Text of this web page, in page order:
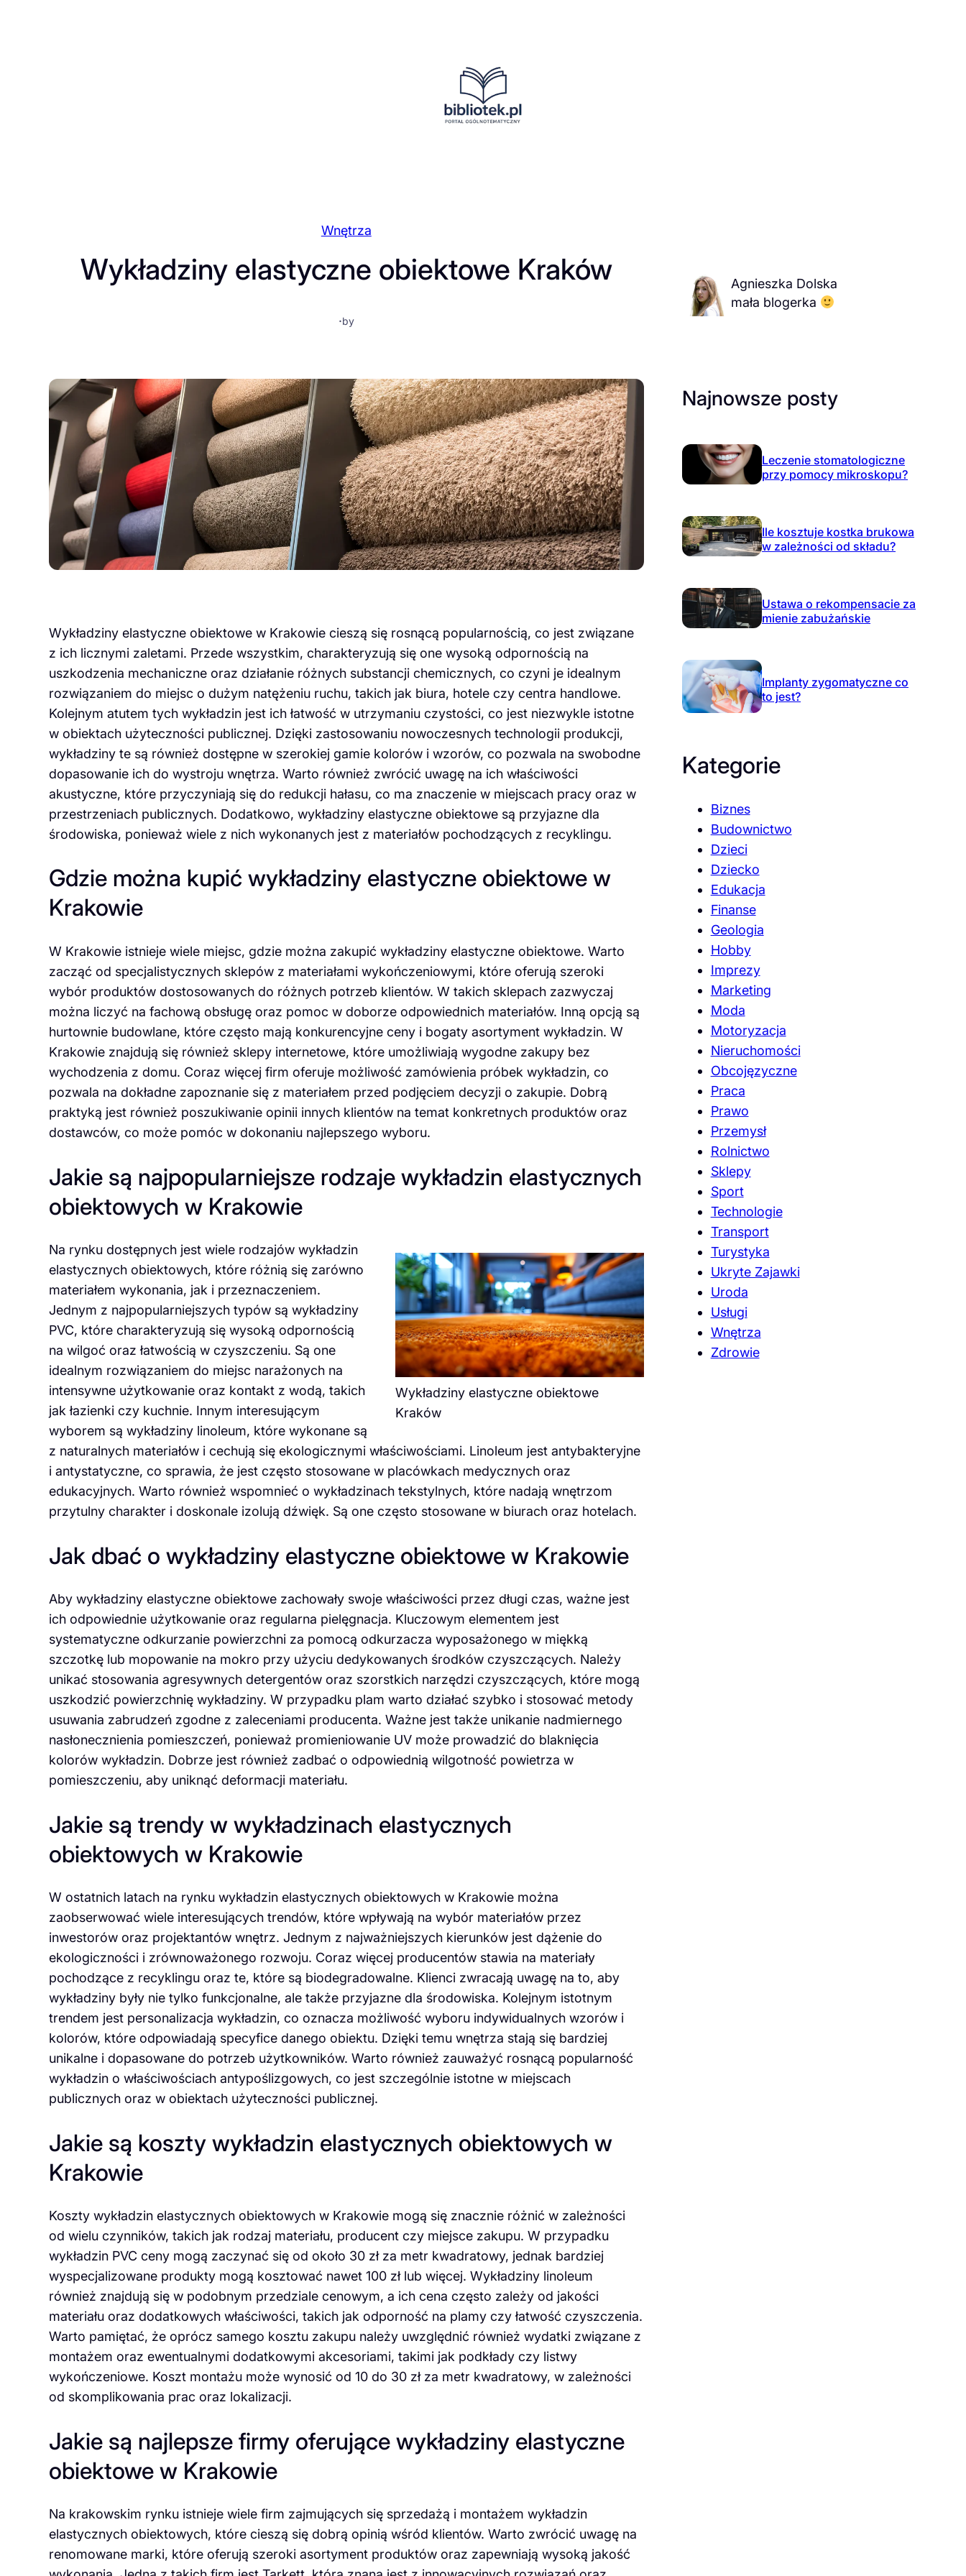
Wnętrza
Wykładziny elastyczne obiektowe Kraków
·by
Wykładziny elastyczne obiektowe w Krakowie cieszą się rosnącą popularnością, co jest związane
z ich licznymi zaletami. Przede wszystkim, charakteryzują się one wysoką odpornością na
uszkodzenia mechaniczne oraz działanie różnych substancji chemicznych, co czyni je idealnym
rozwiązaniem do miejsc o dużym natężeniu ruchu, takich jak biura, hotele czy centra handlowe.
Kolejnym atutem tych wykładzin jest ich łatwość w utrzymaniu czystości, co jest niezwykle istotne
w obiektach użyteczności publicznej. Dzięki zastosowaniu nowoczesnych technologii produkcji,
wykładziny te są również dostępne w szerokiej gamie kolorów i wzorów, co pozwala na swobodne
dopasowanie ich do wystroju wnętrza. Warto również zwrócić uwagę na ich właściwości
akustyczne, które przyczyniają się do redukcji hałasu, co ma znaczenie w miejscach pracy oraz w
przestrzeniach publicznych. Dodatkowo, wykładziny elastyczne obiektowe są przyjazne dla
środowiska, ponieważ wiele z nich wykonanych jest z materiałów pochodzących z recyklingu.
Gdzie można kupić wykładziny elastyczne obiektowe w
Krakowie
W Krakowie istnieje wiele miejsc, gdzie można zakupić wykładziny elastyczne obiektowe. Warto
zacząć od specjalistycznych sklepów z materiałami wykończeniowymi, które oferują szeroki
wybór produktów dostosowanych do różnych potrzeb klientów. W takich sklepach zazwyczaj
można liczyć na fachową obsługę oraz pomoc w doborze odpowiednich materiałów. Inną opcją są
hurtownie budowlane, które często mają konkurencyjne ceny i bogaty asortyment wykładzin. W
Krakowie znajdują się również sklepy internetowe, które umożliwiają wygodne zakupy bez
wychodzenia z domu. Coraz więcej firm oferuje możliwość zamówienia próbek wykładzin, co
pozwala na dokładne zapoznanie się z materiałem przed podjęciem decyzji o zakupie. Dobrą
praktyką jest również poszukiwanie opinii innych klientów na temat konkretnych produktów oraz
dostawców, co może pomóc w dokonaniu najlepszego wyboru.
Jakie są najpopularniejsze rodzaje wykładzin elastycznych
obiektowych w Krakowie
Wykładziny elastyczne obiektowe
Kraków
Na rynku dostępnych jest wiele rodzajów wykładzin
elastycznych obiektowych, które różnią się zarówno
materiałem wykonania, jak i przeznaczeniem.
Jednym z najpopularniejszych typów są wykładziny
PVC, które charakteryzują się wysoką odpornością
na wilgoć oraz łatwością w czyszczeniu. Są one
idealnym rozwiązaniem do miejsc narażonych na
intensywne użytkowanie oraz kontakt z wodą, takich
jak łazienki czy kuchnie. Innym interesującym
wyborem są wykładziny linoleum, które wykonane są
z naturalnych materiałów i cechują się ekologicznymi właściwościami. Linoleum jest antybakteryjne
i antystatyczne, co sprawia, że jest często stosowane w placówkach medycznych oraz
edukacyjnych. Warto również wspomnieć o wykładzinach tekstylnych, które nadają wnętrzom
przytulny charakter i doskonale izolują dźwięk. Są one często stosowane w biurach oraz hotelach.
Jak dbać o wykładziny elastyczne obiektowe w Krakowie
Aby wykładziny elastyczne obiektowe zachowały swoje właściwości przez długi czas, ważne jest
ich odpowiednie użytkowanie oraz regularna pielęgnacja. Kluczowym elementem jest
systematyczne odkurzanie powierzchni za pomocą odkurzacza wyposażonego w miękką
szczotkę lub mopowanie na mokro przy użyciu dedykowanych środków czyszczących. Należy
unikać stosowania agresywnych detergentów oraz szorstkich narzędzi czyszczących, które mogą
uszkodzić powierzchnię wykładziny. W przypadku plam warto działać szybko i stosować metody
usuwania zabrudzeń zgodne z zaleceniami producenta. Ważne jest także unikanie nadmiernego
nasłonecznienia pomieszczeń, ponieważ promieniowanie UV może prowadzić do blaknięcia
kolorów wykładzin. Dobrze jest również zadbać o odpowiednią wilgotność powietrza w
pomieszczeniu, aby uniknąć deformacji materiału.
Jakie są trendy w wykładzinach elastycznych
obiektowych w Krakowie
W ostatnich latach na rynku wykładzin elastycznych obiektowych w Krakowie można
zaobserwować wiele interesujących trendów, które wpływają na wybór materiałów przez
inwestorów oraz projektantów wnętrz. Jednym z najważniejszych kierunków jest dążenie do
ekologiczności i zrównoważonego rozwoju. Coraz więcej producentów stawia na materiały
pochodzące z recyklingu oraz te, które są biodegradowalne. Klienci zwracają uwagę na to, aby
wykładziny były nie tylko funkcjonalne, ale także przyjazne dla środowiska. Kolejnym istotnym
trendem jest personalizacja wykładzin, co oznacza możliwość wyboru indywidualnych wzorów i
kolorów, które odpowiadają specyfice danego obiektu. Dzięki temu wnętrza stają się bardziej
unikalne i dopasowane do potrzeb użytkowników. Warto również zauważyć rosnącą popularność
wykładzin o właściwościach antypoślizgowych, co jest szczególnie istotne w miejscach
publicznych oraz w obiektach użyteczności publicznej.
Jakie są koszty wykładzin elastycznych obiektowych w
Krakowie
Koszty wykładzin elastycznych obiektowych w Krakowie mogą się znacznie różnić w zależności
od wielu czynników, takich jak rodzaj materiału, producent czy miejsce zakupu. W przypadku
wykładzin PVC ceny mogą zaczynać się od około 30 zł za metr kwadratowy, jednak bardziej
wyspecjalizowane produkty mogą kosztować nawet 100 zł lub więcej. Wykładziny linoleum
również znajdują się w podobnym przedziale cenowym, a ich cena często zależy od jakości
materiału oraz dodatkowych właściwości, takich jak odporność na plamy czy łatwość czyszczenia.
Warto pamiętać, że oprócz samego kosztu zakupu należy uwzględnić również wydatki związane z
montażem oraz ewentualnymi dodatkowymi akcesoriami, takimi jak podkłady czy listwy
wykończeniowe. Koszt montażu może wynosić od 10 do 30 zł za metr kwadratowy, w zależności
od skomplikowania prac oraz lokalizacji.
Jakie są najlepsze firmy oferujące wykładziny elastyczne
obiektowe w Krakowie
Na krakowskim rynku istnieje wiele firm zajmujących się sprzedażą i montażem wykładzin
elastycznych obiektowych, które cieszą się dobrą opinią wśród klientów. Warto zwrócić uwagę na
renomowane marki, które oferują szeroki asortyment produktów oraz zapewniają wysoką jakość
Agnieszka Dolska
mała blogerka
Najnowsze posty
Leczenie stomatologiczne
przy pomocy mikroskopu?
Ile kosztuje kostka brukowa
w zależności od składu?
Ustawa o rekompensacie za
mienie zabużańskie
Implanty zygomatyczne co
to jest?
Kategorie
Biznes
Budownictwo
Dzieci
Dziecko
Edukacja
Finanse
Geologia
Hobby
Imprezy
Marketing
Moda
Motoryzacja
Nieruchomości
Obcojęzyczne
Praca
Prawo
Przemysł
Rolnictwo
Sklepy
Sport
Technologie
Transport
Turystyka
Ukryte Zajawki
Uroda
Usługi
Wnętrza
Zdrowie